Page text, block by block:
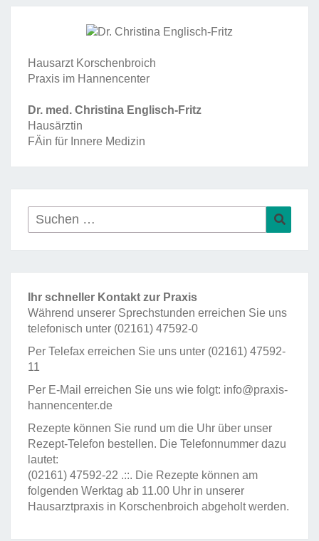
Hausarzt Korschenbroich
Praxis im Hannencenter
Dr. med. Christina Englisch-Fritz
Hausärztin
FÄin für Innere Medizin
Suchen
nach:
Ihr schneller Kontakt zur Praxis
Während unserer Sprechstunden erreichen Sie uns
telefonisch unter (02161) 47592-0
Per Telefax erreichen Sie uns unter (02161) 47592-
11
Per E-Mail erreichen Sie uns wie folgt: info@praxis-
hannencenter.de
Rezepte können Sie rund um die Uhr über unser
Rezept-Telefon bestellen. Die Telefonnummer dazu
lautet:
(02161) 47592-22 .::. Die Rezepte können am
folgenden Werktag ab 11.00 Uhr in unserer
Hausarztpraxis in Korschenbroich abgeholt werden.